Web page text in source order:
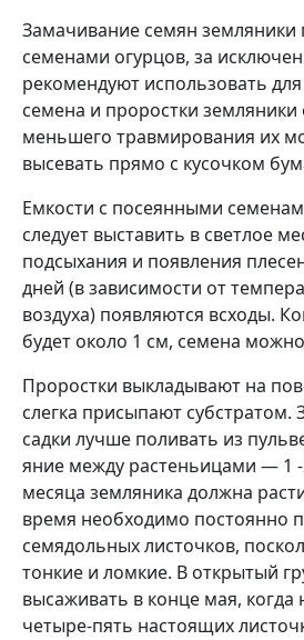
Замачивание семян земляники
семенами огурцов, за
рекомендуют исполь­зовать для
семена и проростки
меньшего травмирования их
высевать прямо с кусочком
Емкости с посеянны­ми
следует выставить в свет­лое
подсыхания и появления
дней (в зависимости от
воз­духа) появляются всходы.
бу­дет около 1 см, семена
Проростки выкладывают на
слегка присыпают
садки лучше поливать из
яние между растеньицами — 1
месяца земляника должна
время необ­ходимо постоянно
семядоль­ных листочков,
тонкие и ломкие. В открытый
высажи­вать в конце мая, когда
четыре-пять настоящих